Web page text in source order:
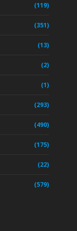
(119)
(351)
(13)
(2)
(1)
(293)
(490)
(175)
(22)
(579)